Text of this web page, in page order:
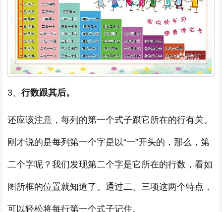
3、 行数跟其后。
还应该注意，每列的第一个式子跟它所在的行有关。
刚才说的是每列第一个字是以“一”开头的，那么，第
二个字呢？我们发现第二个字是它所在的行数，看如
图所框的位置就知道了。通过二、三项这两个特点，
可以轻松将每行第一个式子记住。